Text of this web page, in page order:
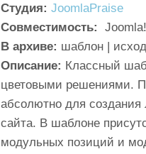
Студия: JoomlaPraise
Совместимость:
В архиве: шаблон |
Описание: Классный
цветовыми решениями.
абсолютно для создания
сайта. В шаблоне
модульных позиций и